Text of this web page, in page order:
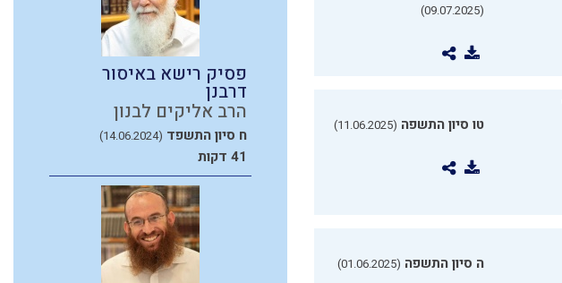
(09.07.2025)
טו סיון התשפה (11.06.2025)
ה סיון התשפה (01.06.2025)
פסיק רישא באיסור
דרבנן
הרב אליקים לבנון
ח סיון התשפד (14.06.2024)
41 דקות